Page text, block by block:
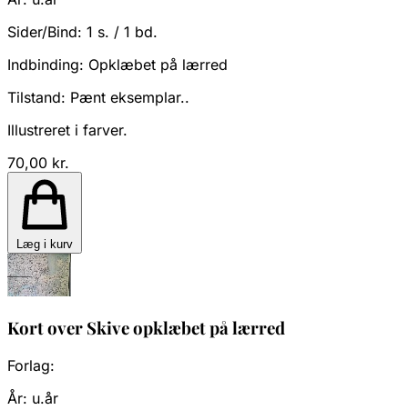
Sider/Bind: 1 s. / 1 bd.
Indbinding: Opklæbet på lærred
Tilstand: Pænt eksemplar..
Illustreret i farver.
70,00 kr.
Læg i kurv
Kort over Skive opklæbet på lærred
Forlag:
År: u.år